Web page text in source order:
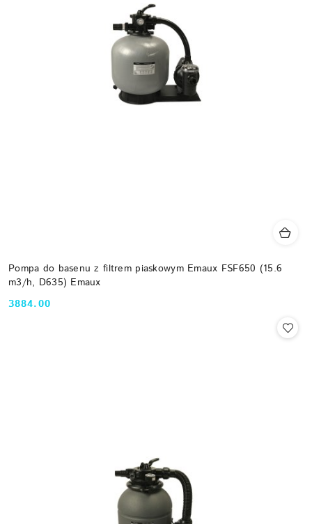
Pompa do basenu z filtrem piaskowym Emaux FSF650 (15.6
m3/h, D635) Emaux
Cena:
3884.00